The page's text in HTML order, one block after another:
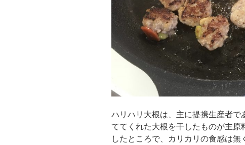
ハリハリ大根は、主に提携生産者
ててくれた大根を干したものが主
したところで、カリカリの食感は